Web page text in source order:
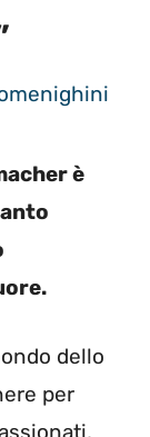
è
dello
per